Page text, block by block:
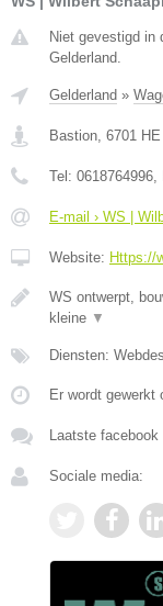
Niet gevestigd in
Gelderland.
Gelderland »
Bastion, 6701 HE
Tel: 0618764996,
E-mail › WS |
Website: Https://
WS ontwerpt,
kleine ▼
Diensten:
Er wordt gewerkt
Laatste facebook
Sociale media: